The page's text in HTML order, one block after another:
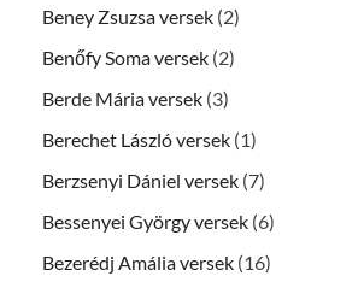
Beney Zsuzsa versek (2)
Benőfy Soma versek (2)
Berde Mária versek (3)
Berechet László versek (1)
Berzsenyi Dániel versek (7)
Bessenyei György versek (6)
Bezerédj Amália versek (16)